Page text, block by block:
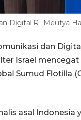
Digital RI Meutya
dan
Israel
Sumud Flotilla
asal Indonesia